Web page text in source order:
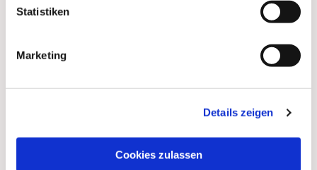
Statistiken
Marketing
Details zeigen
Cookies zulassen